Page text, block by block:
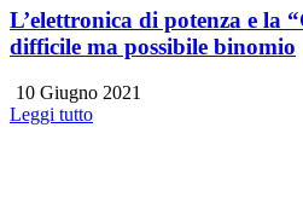
L’elettronica di potenza e la
difficile ma possibile binomio
10 Giugno 2021
Leggi tutto